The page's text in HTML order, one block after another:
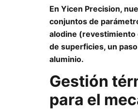
En Yicen Precision,
conjuntos de
alodine (revestimiento
de superficies, un
aluminio.
Gestión
para el